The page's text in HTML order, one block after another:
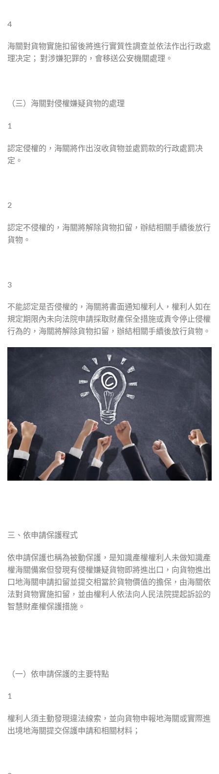
4
海關對貨物實施扣留後將進行實質性調查並依法作出行政處
理决定； 對涉嫌犯罪的，會移送公安機關處理。
（三）海關對侵權嫌疑貨物的處理
1
認定侵權的，海關將作出沒收貨物並處罰款的行政處罰决
定。
2
認定不侵權的，海關將解除貨物扣留，辦結相關手續後放行
貨物。
3
不能認定是否侵權的，海關將書面通知權利人，權利人如在
規定期限內未向法院申請採取財產保全措施或責令停止侵權
行為的，海關將解除貨物扣留，辦結相關手續後放行貨物。
三、依申請保護程式
依申請保護也稱為被動保護，是知識產權權利人未做知識產
權海關備案但發現有侵權嫌疑貨物即將進出口，向貨物進出
口地海關申請扣留並提交相當於貨物價值的擔保，由海關依
法對貨物實施扣留，並由權利人依法向人民法院提起訴訟的
智慧財產權保護措施。
（一）依申請保護的主要特點
1
權利人須主動發現違法線索，並向貨物申報地海關或實際進
出境地海關提交保護申請和相關材料；